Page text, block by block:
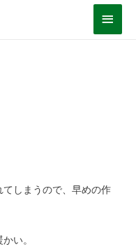
しまうので、早めの作
い。